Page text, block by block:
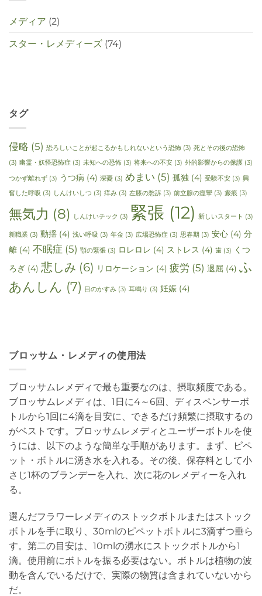
メディア (2)
スター・レメディーズ (74)
タグ
侵略 (5) 恐ろしいことが起こるかもしれないという恐怖 (3) 死とその後の恐怖
(3) 幽霊・妖怪恐怖症 (3) 未知への恐怖 (3) 将来への不安 (3) 外的影響からの保護 (3)
つかず離れず (3) うつ病 (4) 深憂 (3) めまい (5) 孤独 (4) 受験不安 (3) 興
奮した呼吸 (3) しんけいしつ (3) 痒み (3) 左膝の愁訴 (3) 前立腺の痙攣 (3) 瘢痕 (3)
無気力 (8) しんけいチック (3) 緊張 (12) 新しいスタート (3)
新職業 (3) 動揺 (4) 浅い呼吸 (3) 年金 (3) 広場恐怖症 (3) 思春期 (3) 安心 (4) 分
離 (4) 不眠症 (5) 顎の緊張 (3) ロレロレ (4) ストレス (4) 歯 (3)
くつ
ろぎ (4) 悲しみ (6) リロケーション (4) 疲労 (5) 退屈 (4) ふ
あんしん (7) 目のかすみ (3) 耳鳴り (3) 妊娠 (4)
ブロッサム・レメディの使用法
ブロッサムレメディで最も重要なのは、摂取頻度である。
ブロッサムレメディは、1日に4～6回、ディスペンサーボ
トルから1回に4滴を目安に、できるだけ頻繁に摂取するの
がベストです。ブロッサムレメディとユーザーボトルを使
うには、以下のような簡単な手順があります。まず、ピペ
ット・ボトルに湧き水を入れる。その後、保存料として小
さじ1杯のブランデーを入れ、次に花のレメディーを入れ
る。
選んだフラワーレメディのストックボトルまたはストック
ボトルを手に取り、30mlのピペットボトルに3滴ずつ垂ら
す。第二の目安は、10mlの湧水にストックボトルから1
滴。使用前にボトルを振る必要はない。ボトルは植物の波
動を含んでいるだけで、実際の物質は含まれていないから
だ。